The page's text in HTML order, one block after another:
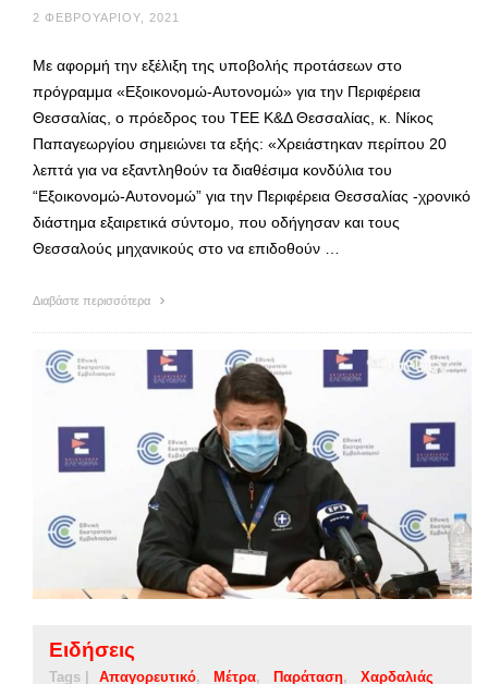
2 ΦΕΒΡΟΥΑΡΊΟΥ, 2021
Με αφορμή την εξέλιξη της υποβολής προτάσεων στο
πρόγραμμα «Εξοικονομώ-Αυτονομώ» για την Περιφέρεια
Θεσσαλίας, ο πρόεδρος του ΤΕΕ Κ&Δ Θεσσαλίας, κ. Νίκος
Παπαγεωργίου σημειώνει τα εξής: «Χρειάστηκαν περίπου 20
λεπτά για να εξαντληθούν τα διαθέσιμα κονδύλια του
“Εξοικονομώ-Αυτονομώ” για την Περιφέρεια Θεσσαλίας -χρονικό
διάστημα εξαιρετικά σύντομο, που οδήγησαν και τους
Θεσσαλούς μηχανικούς στο να επιδοθούν …
Διαβάστε περισσότερα
Ειδήσεις
Tags | Απαγορευτικό Μέτρα Παράταση Χαρδαλιάς